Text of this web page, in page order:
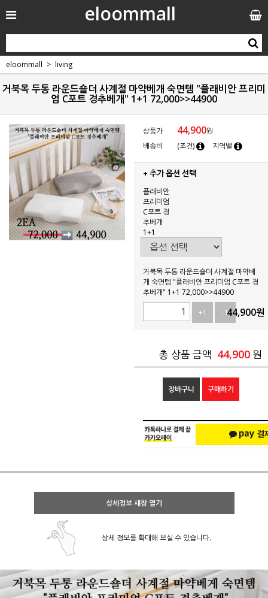
eloommall
eloommall living
거북목 두통 라운드숄더 사계절 마약베개 숙면템 "플래비안 프리미
엄 C포트 경추베개" 1+1 72,000>>44900
상품가 44,900원
배송비
(조건) 지역별
+ 추가 옵션 선택
플래비안
프리미엄
C포트 경
추베개
1+1
거북목 두통 라운드숄더 사계절 마약베
개 숙면템 "플래비안 프리미엄 C포트 경
추베개" 1+1 72,000>>44900
+1
-144,900원
총 상품 금액 44,900 원
장바구니 구매하기
상세정보 새창 열기
상세 정보를 확대해 보실 수 있습니다.